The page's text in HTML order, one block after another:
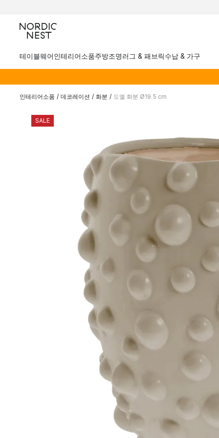
테이블웨어인테리어소품주방조명러그 & 패브릭수납 & 가구
인테리어소품 / 데코레이션 / 화분 / 도엘 화분 Ø19.5 cm
SALE